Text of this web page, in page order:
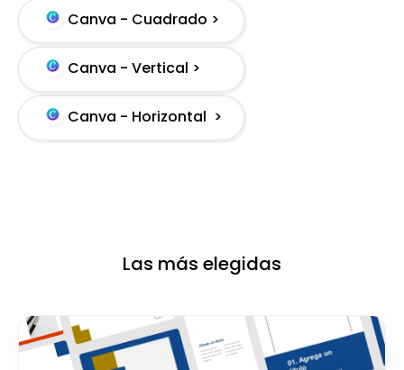
Canva - Cuadrado >
Canva - Vertical >
Canva - Horizontal >
Las más elegidas